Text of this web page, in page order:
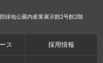
緑地公園内産業展示館2号館2階
ス 採用情報